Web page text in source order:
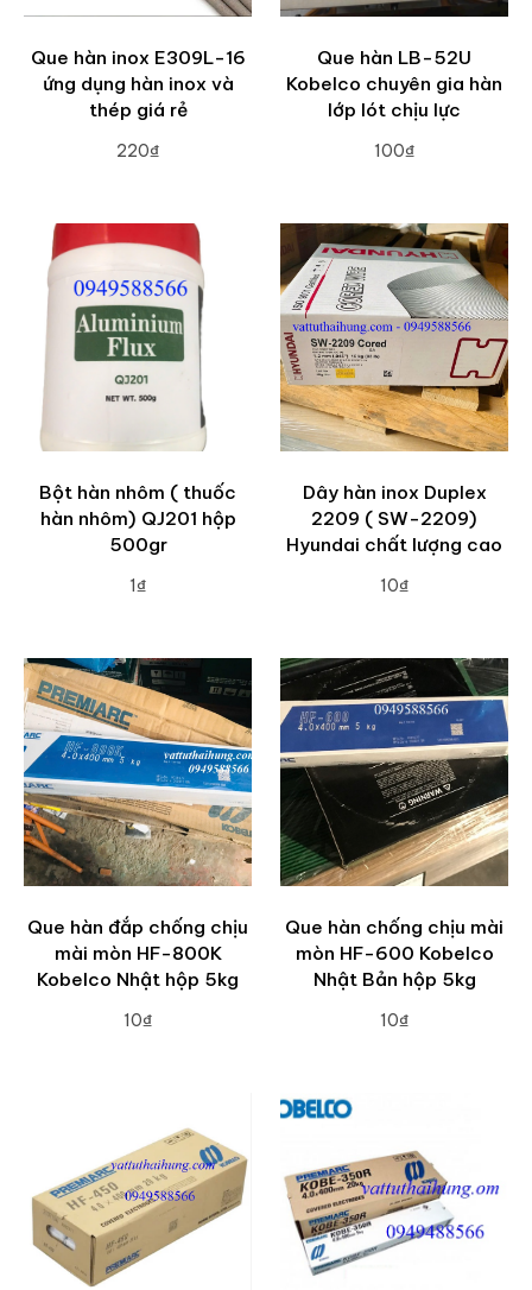
Que hàn inox E309L-16
ứng dụng hàn inox và
thép giá rẻ
220₫
Que hàn LB-52U
Kobelco chuyên gia hàn
lớp lót chịu lực
100₫
Bột hàn nhôm ( thuốc
hàn nhôm) QJ201 hộp
500gr
1₫
Dây hàn inox Duplex
2209 ( SW-2209)
Hyundai chất lượng cao
10₫
Que hàn đắp chống chịu
mài mòn HF-800K
Kobelco Nhật hộp 5kg
10₫
Que hàn chống chịu mài
mòn HF-600 Kobelco
Nhật Bản hộp 5kg
10₫